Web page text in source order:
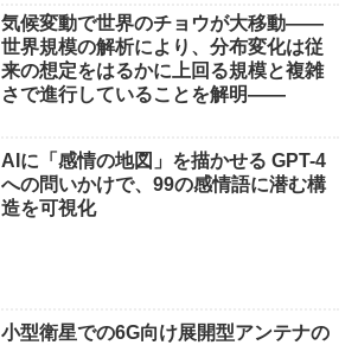
気候変動で世界のチョウが大移動――
世界規模の解析により、分布変化は従
来の想定をはるかに上回る規模と複雑
さで進行していることを解明――
AIに「感情の地図」を描かせる GPT-4
への問いかけで、99の感情語に潜む構
造を可視化
小型衛星での6G向け展開型アンテナの